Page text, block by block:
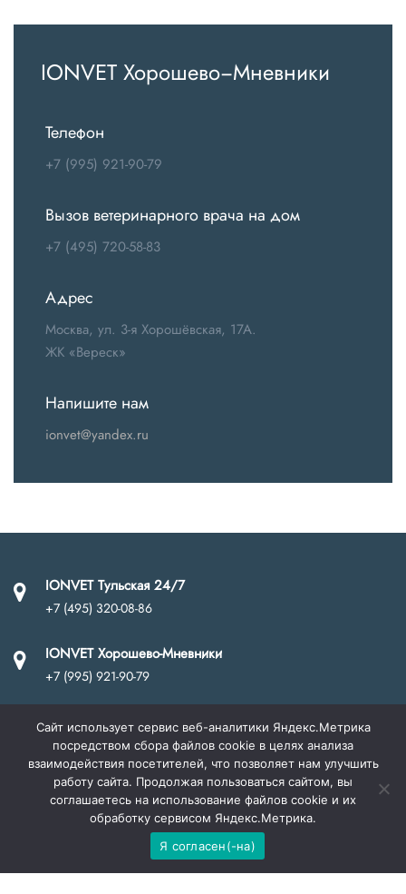
IONVET Хорошево−Мневники
Телефон
+7 (995) 921-90-79
Вызов ветеринарного врача на дом
+7 (495) 720-58-83
Адрес
Москва, ул. 3-я Хорошёвская, 17А.
ЖК «Вереск»
Напишите нам
ionvet@yandex.ru
IONVET Тульская 24/7
+7 (495) 320-08-86
IONVET Хорошево-Мневники
+7 (995) 921-90-79
Вызов ветеринарного врача на дом
+7 (495) 720-58-83
© Ветеринарная диагностика и хирургия IONVET 2019-2026. ИП
Ионичевская Т.В. ОГРИП 319774600065811. Указанные цены на
сайте не являются публичной офертой (ст.435 ГК РФ, cт. 437 ГК
Сайт использует сервис веб-аналитики Яндекс.Метрика
посредством сбора файлов cookie в целях анализа
взаимодействия посетителей, что позволяет нам улучшить
работу сайта. Продолжая пользоваться сайтом, вы
соглашаетесь на использование файлов cookie и их
обработку сервисом Яндекс.Метрика.
Я согласен(-на)
p